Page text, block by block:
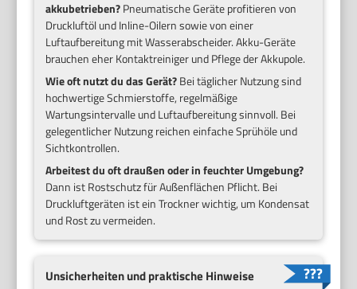
akkubetrieben?Pneumatische Geräte profitieren von
Druckluftöl und Inline-Oilern sowie von einer
Luftaufbereitung mit Wasserabscheider. Akku-Geräte
brauchen eher Kontaktreiniger und Pflege der Akkupole.
Wie oft nutzt du das Gerät?Bei täglicher Nutzung sind
hochwertige Schmierstoffe, regelmäßige
Wartungsintervalle und Luftaufbereitung sinnvoll. Bei
gelegentlicher Nutzung reichen einfache Sprühöle und
Sichtkontrollen.
Arbeitest du oft draußen oder in feuchter Umgebung?
Dann ist Rostschutz für Außenflächen Pflicht. Bei
Druckluftgeräten ist ein Trockner wichtig, um Kondensat
und Rost zu vermeiden.
Unsicherheiten und praktische Hinweise